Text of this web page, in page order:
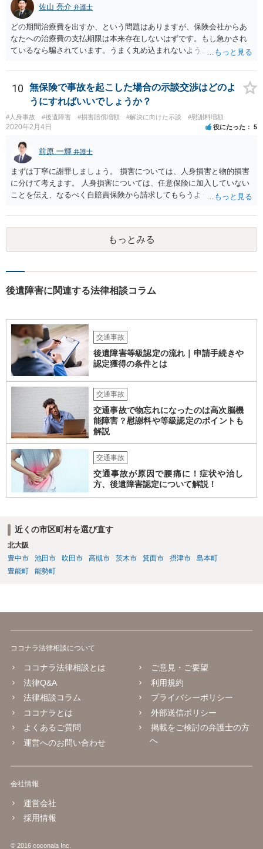
可能な弁護士に個別に問い合わせ、上記の方法等を参考に進め方を相
談してみるのが望ましいかもしれません。
佐山 亮介 弁護士
どの期間治療費を出すか、という問題はありますが、保険会社からあ
なたへの治療費の支払期限は本来存在しないはずです。もし急かされ
ているなら騙されています。うまく丸め込まれないようご注意下さ
せんが、受診したならば提出すべきです。
10
無保険で事故を起こした場合の示談交渉はどのよ
うにすればいいでしょうか？
#人身事故 #後遺障害 #損害賠償増額 #解決に向けた示談 #慰謝料増額
2020年2月4日 役にたった 5
前原 一輝 弁護士
まずは丁寧に謝罪しましょう。 損害については、人身損害と物的損害
に分けて考えます。 人身損害については、任意保険に加入していない
ことを伝え、なるべく自賠責保険から請求してもらうようお願いして
願いしてください。 物的損害については、請求の根拠を精査する必要
があり、写真や見積書を送ってもらい、請求金額が正当化をちゃんと
チェックする必要があります。 相談者様の資力がどれだけあるのかは
分かりませんが、資力に応じた対応をして行くほかありません。 訴訟
ャラクターの問題もあるので、どうすればよいのかという正解はあり
合によっては交渉を任せた方がいいかもしれません。
もっとみる
後遺障害に関連する法律相談コラム
交通事故
後遺障害等級認定の流れ｜申請手続きや
認定獲得の条件とは
交通事故
交通事故で物忘れになったのは高次脳機
能障害？慰謝料や等級認定のポイントも
解説
交通事故
交通事故が原因で腰痛に！症状や治し
方、後遺障害認定について解説！
近くの市区町村を選び直す
北大阪
豊中市
池田市 吹田市 高槻市 茨木市 箕面市 摂津市
島本町
豊能町
能勢町
ココナラ法律相談について
ココナラ法律相談とは
法律Q&A
法律相談コラム
ココナラとは
よくあるご質問
運営へのお問い合わせ
ご意見・ご要望
利用規約
プライバシーポリシー
外部送信ポリシー
掲載をご検討の弁護士の方
へ
会社情報
運営会社
採用情報
© 2016 coconala Inc.